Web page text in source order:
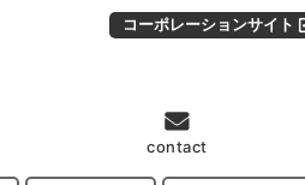
コーポレーションサイト
contact